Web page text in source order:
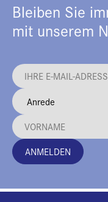
Bleiben Sie
mit unserem
ANMELDEN